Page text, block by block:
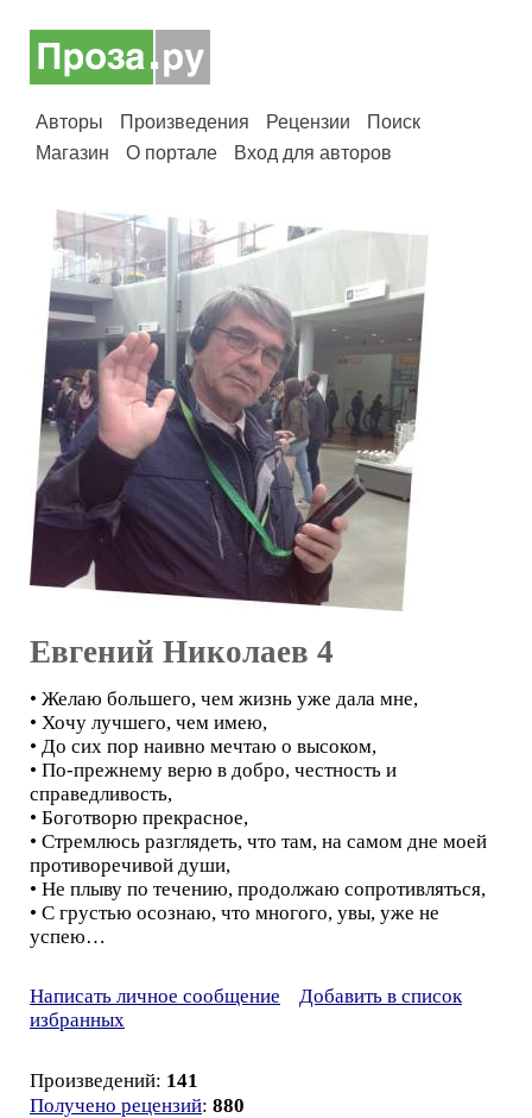
Авторы Произведения Рецензии
Поиск
Магазин
О портале Вход для авторов
Евгений Николаев 4
• Желаю большего, чем жизнь уже дала мне,
• Хочу лучшего, чем имею,
• До сих пор наивно мечтаю о высоком,
• По-прежнему верю в добро, честность и
справедливость,
• Боготворю прекрасное,
• Стремлюсь разглядеть, что там, на самом дне моей
противоречивой души,
• Не плыву по течению, продолжаю сопротивляться,
• С грустью осознаю, что многого, увы, уже не
успею…
Написать личное сообщение
Добавить в список
избранных
Произведений: 141
Получено рецензий: 880